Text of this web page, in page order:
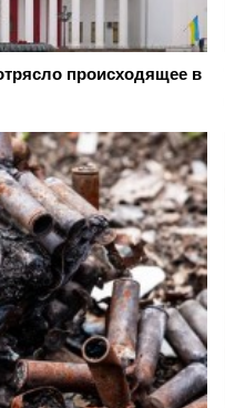
происходящее в